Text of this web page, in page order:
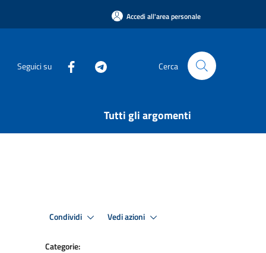
Accedi all'area personale
Seguici su Cerca
Tutti gli argomenti
Condividi Vedi azioni
Categorie: